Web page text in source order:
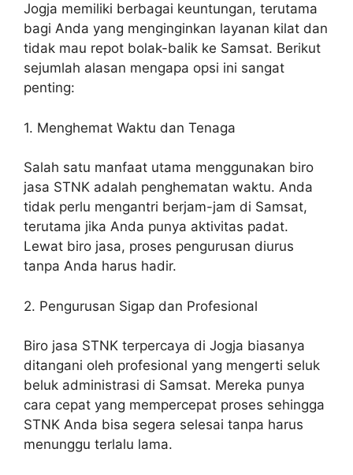
Jogja memiliki berbagai keuntungan, terutama
bagi Anda yang menginginkan layanan kilat dan
tidak mau repot bolak-balik ke Samsat. Berikut
sejumlah alasan mengapa opsi ini sangat
penting:
1. Menghemat Waktu dan Tenaga
Salah satu manfaat utama menggunakan biro
jasa STNK adalah penghematan waktu. Anda
tidak perlu mengantri berjam-jam di Samsat,
terutama jika Anda punya aktivitas padat.
Lewat biro jasa, proses pengurusan diurus
tanpa Anda harus hadir.
2. Pengurusan Sigap dan Profesional
Biro jasa STNK terpercaya di Jogja biasanya
ditangani oleh profesional yang mengerti seluk
beluk administrasi di Samsat. Mereka punya
cara cepat yang mempercepat proses sehingga
STNK Anda bisa segera selesai tanpa harus
menunggu terlalu lama.